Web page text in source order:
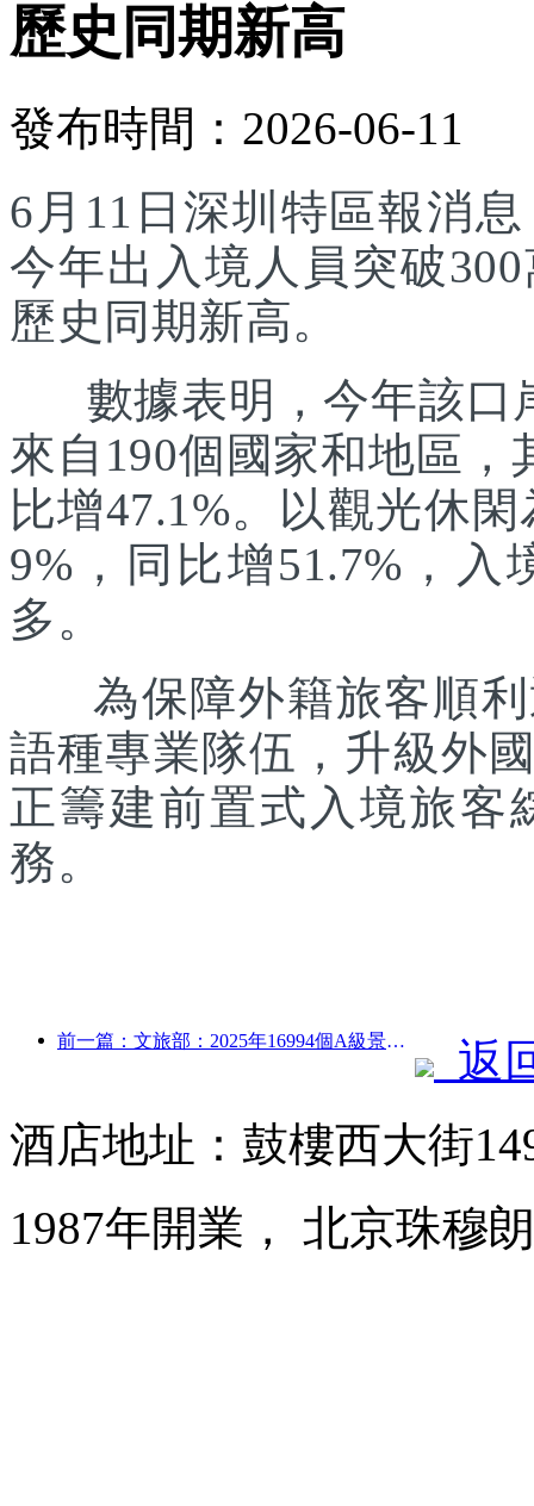
歷史同期新高
發布時間：2026-06-11
6月11日深圳特區報消
今年出入境人員突破
歷史同期新高。
數據表明，今年該口
來自190個國家和地區，
比增47.1%。以觀光休
9%，同比增51.7%，
多。
為保障外籍旅客順利
語種專業隊伍，升級外
正籌建前置式入境旅客
務。
前一篇：文旅部：2025年16994個A級景區接待游客75.1億人次，旅游收入5544.9億
返
酒店地址：鼓樓西大街
1987年開業， 北京珠